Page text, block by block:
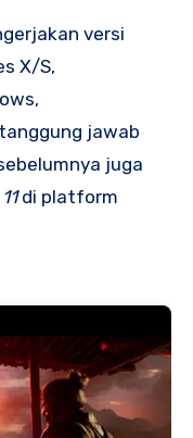
versi
X/S,
jawab
juga
di platform